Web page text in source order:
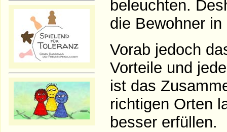
beleuchten.
die Bewohner
Vorab jedoch
Vorteile und
ist das
richtigen Orten
besser erfüllen.